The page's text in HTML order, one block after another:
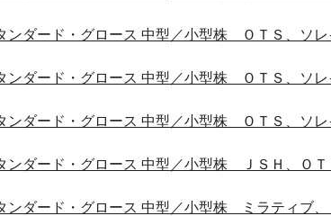
ンダード・グロース 中型／小型株 ＯＴＳ、ソレ
ンダード・グロース 中型／小型株 ＯＴＳ、ソレ
ンダード・グロース 中型／小型株 ＯＴＳ、ソレ
ンダード・グロース 中型／小型株 ＪＳＨ、ＯＴ
ンダード・グロース 中型／小型株 ミラティブ、